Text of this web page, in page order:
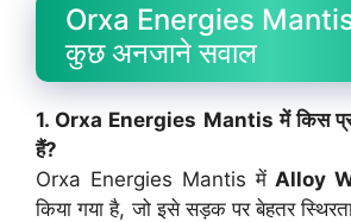
Orxa Energies Mantis
कुछ अनजाने सवाल
1. Orxa Energies Mantis में किस
हैं?
Orxa Energies Mantis में Alloy
किया गया है, जो इसे सड़क पर बेहतर